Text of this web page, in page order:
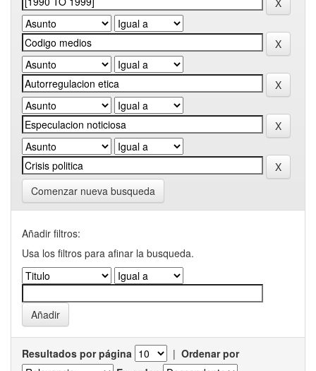
Comenzar nueva busqueda
Añadir filtros:
Usa los filtros para afinar la busqueda.
Resultados por página | Ordenar por